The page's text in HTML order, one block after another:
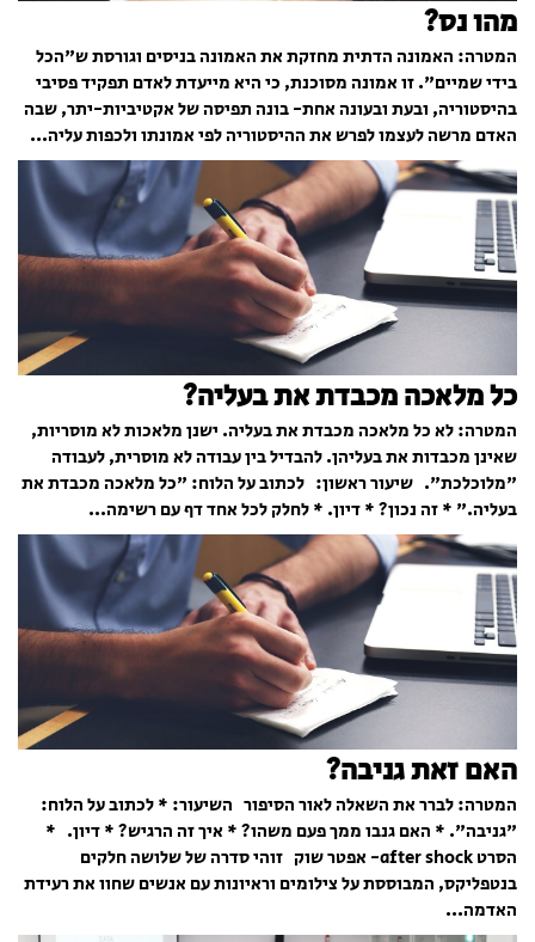
מהו נס?
המטרה: האמונה הדתית מחזקת את האמונה בניסים וגורסת ש"הכל
בידי שמיים". זו אמונה מסוכנת, כי היא מייעדת לאדם תפקיד פסיבי
בהיסטוריה, ובעת ובעונה אחת- בונה תפיסה של אקטיביות-יתר, שבה
האדם מרשה לעצמו לפרש את ההיסטוריה לפי אמונתו ולכפות עליה...
כל מלאכה מכבדת את בעליה?
המטרה: לא כל מלאכה מכבדת את בעליה. ישנן מלאכות לא מוסריות,
שאינן מכבדות את בעליהן. להבדיל בין עבודה לא מוסרית, לעבודה
"מלוכלכת". שיעור ראשון: לכתוב על הלוח: "כל מלאכה מכבדת את
בעליה." * זה נכון? * דיון. * לחלק לכל אחד דף עם רשימה...
האם זאת גניבה?
המטרה: לברר את השאלה לאור הסיפור השיעור: * לכתוב על הלוח:
"גניבה". * האם גנבו ממך פעם משהו? * איך זה הרגיש? * דיון. *
הסרט after shock- אפטר שוק זוהי סדרה של שלושה חלקים
בנטפליקס, המבוססת על צילומים וראיונות עם אנשים שחוו את רעידת
האדמה...